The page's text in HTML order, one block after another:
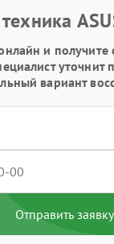
и получите
уточнит
вариант
Отправить заявку